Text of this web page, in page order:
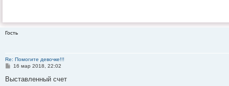
Гость
Re: Помогите девочке!!!
С
о
16 мар 2018, 22:02
Выставленный счет